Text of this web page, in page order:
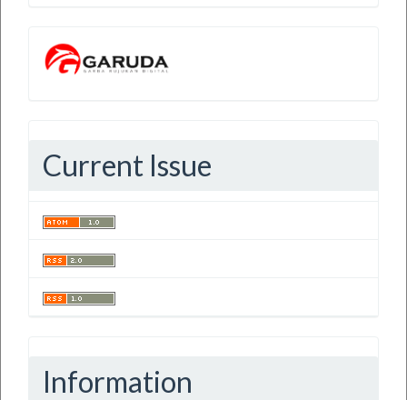
Current Issue
Information